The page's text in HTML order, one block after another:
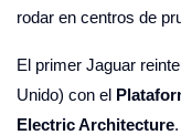
rodar en centros de
El primer Jaguar
Unido) con el
Electric Architecture